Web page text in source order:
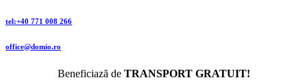
tel:+40 771 008 266
office@domio.ro
Beneficiază de TRANSPORT GRATUIT!